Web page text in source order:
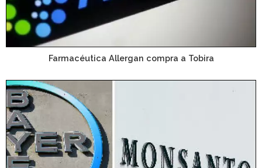
Farmacéutica Allergan compra a Tobira